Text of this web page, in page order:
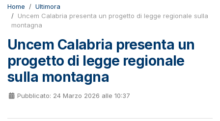
Home
Ultimora
Uncem Calabria presenta un progetto di legge regionale sulla
montagna
Uncem Calabria presenta un
progetto di legge regionale
sulla montagna
Pubblicato: 24 Marzo 2026 alle 10:37